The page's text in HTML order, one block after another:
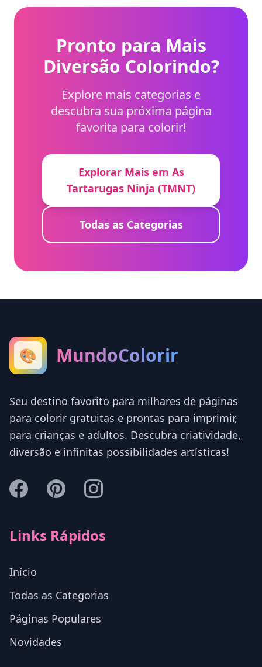
Pronto para Mais
Diversão Colorindo?
Explore mais categorias e
descubra sua próxima página
favorita para colorir!
Explorar Mais em As
Tartarugas Ninja (TMNT)
Todas as Categorias
🎨 MundoColorir
Seu destino favorito para milhares de páginas
para colorir gratuitas e prontas para imprimir,
para crianças e adultos. Descubra criatividade,
diversão e infinitas possibilidades artísticas!
Links Rápidos
Início
Todas as Categorias
Páginas Populares
Novidades